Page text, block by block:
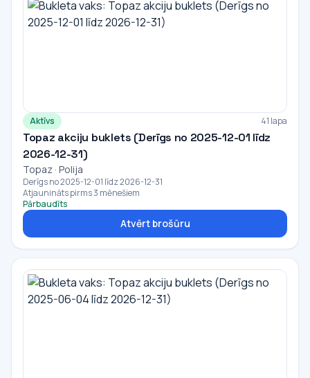
Aktīvs 41 lapa
Topaz akciju buklets (Derīgs no 2025-12-01 līdz
2026-12-31)
Topaz · Polija
Derīgs no 2025-12-01 līdz 2026-12-31
Atjaunināts pirms 3 mēnešiem
Pārbaudīts
Atvērt brošūru